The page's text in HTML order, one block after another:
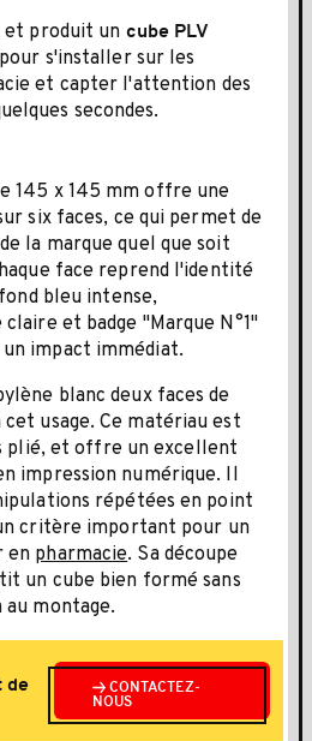
et produit un cube PLV
s'installer sur les
et capter l'attention des
secondes.
145 x 145 mm offre une
six faces, ce qui permet de
la marque quel que soit
face reprend l'identité
bleu intense,
et badge "Marque N°1"
impact immédiat.
blanc deux faces de
usage. Ce matériau est
plié, et offre un excellent
impression numérique. Il
répétées en point
critère important pour un
en pharmacie. Sa découpe
un cube bien formé sans
montage.
de
CONTACTEZ-
NOUS